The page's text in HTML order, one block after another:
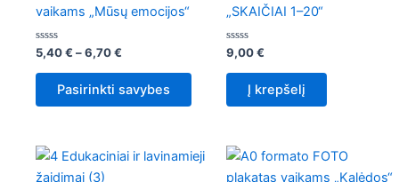
vaikams „Mūsų emocijos“
Įvertinimas:
iš
5,40€ –6,70€
Pasirinkti savybes
options
chosen
the
product
„SKAIČIAI 1–20“
Įvertinimas:
iš
9,00€
Į krepšelį